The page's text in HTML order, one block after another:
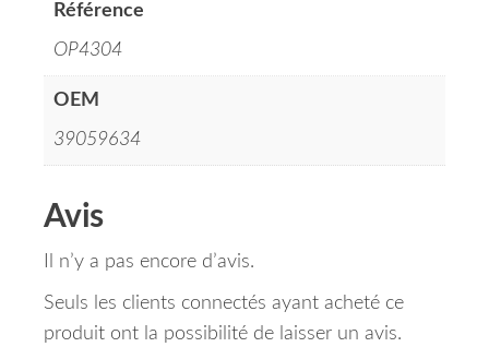
Référence
OP4304
OEM
39059634
Avis
Il n’y a pas encore d’avis.
Seuls les clients connectés ayant acheté ce
produit ont la possibilité de laisser un avis.